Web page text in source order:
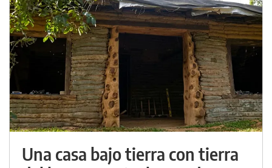
Una casa bajo tierra con tierra